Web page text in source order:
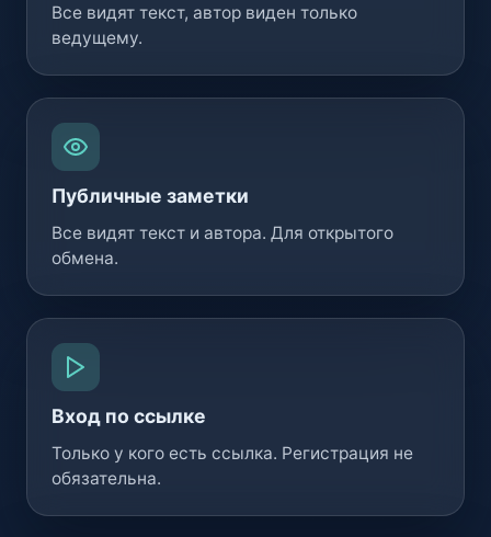
Все видят текст, автор виден только
ведущему.
Публичные заметки
Все видят текст и автора. Для открытого
обмена.
Вход по ссылке
Только у кого есть ссылка. Регистрация не
обязательна.